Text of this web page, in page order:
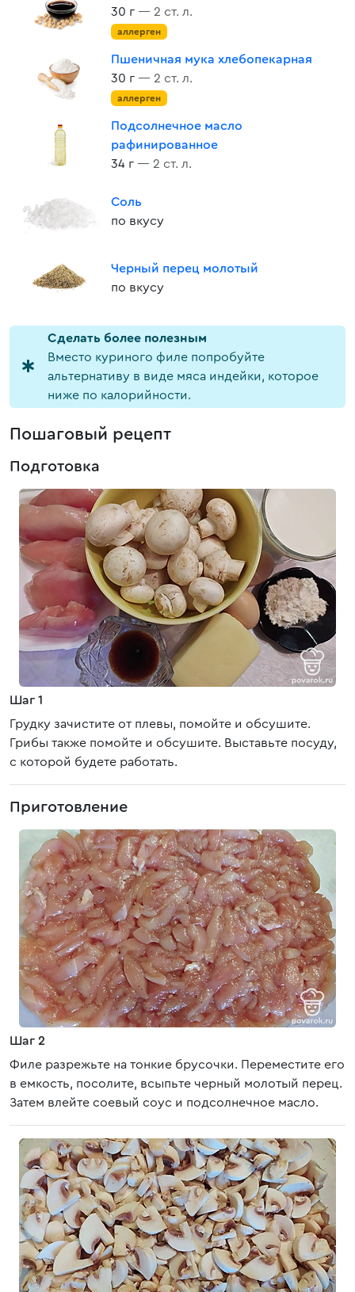
30 г — 2 ст. л.
аллерген
Пшеничная мука хлебопекарная
30 г — 2 ст. л.
аллерген
Подсолнечное масло
рафинированное
34 г — 2 ст. л.
Соль
по вкусу
Черный перец молотый
по вкусу
Cделать более полезным
Вместо куриного филе попробуйте
альтернативу в виде мяса индейки, которое
ниже по калорийности.
Пошаговый рецепт
Подготовка
Шаг 1
Грудку зачистите от плевы, помойте и обсушите.
Грибы также помойте и обсушите. Выставьте посуду,
с которой будете работать.
Приготовление
Шаг 2
Филе разрежьте на тонкие брусочки. Переместите его
в емкость, посолите, всыпьте черный молотый перец.
Затем влейте соевый соус и подсолнечное масло.